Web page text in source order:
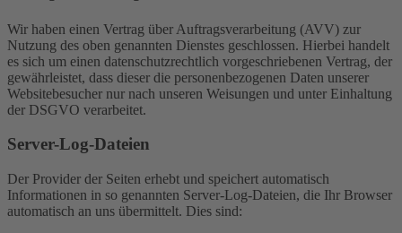
Wir haben einen Vertrag über Auftragsverarbeitung (AVV) zur
Nutzung des oben genannten Dienstes geschlossen. Hierbei handelt
es sich um einen datenschutzrechtlich vorgeschriebenen Vertrag, der
gewährleistet, dass dieser die personenbezogenen Daten unserer
Websitebesucher nur nach unseren Weisungen und unter Einhaltung
der DSGVO verarbeitet.
Server-Log-Dateien
Der Provider der Seiten erhebt und speichert automatisch
Informationen in so genannten Server-Log-Dateien, die Ihr Browser
automatisch an uns übermittelt. Dies sind: